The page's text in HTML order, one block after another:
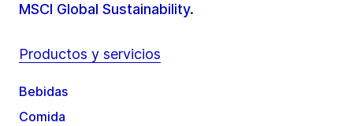
MSCI Global Sustainability.
Productos y servicios
Bebidas
Comida